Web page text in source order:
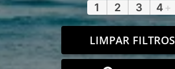
1 2 3 4 +
LIMPAR FILTROS